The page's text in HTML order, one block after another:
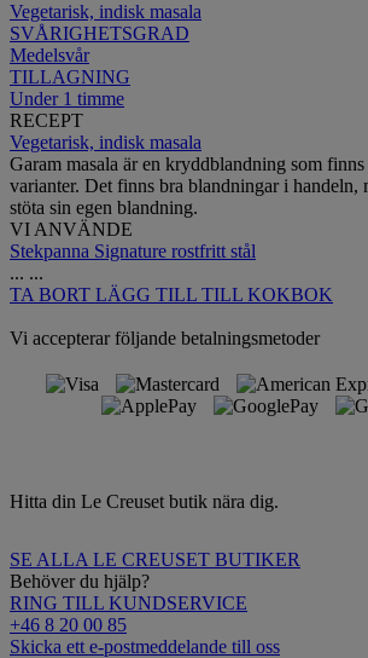
Vegetarisk, indisk masala
SVÅRIGHETSGRAD
Medelsvår
TILLAGNING
Under 1 timme
RECEPT
Vegetarisk, indisk masala
Garam masala är en kryddblandning som
varianter. Det finns bra blandningar i handeln,
stöta sin egen blandning.
VI ANVÄNDE
Stekpanna Signature rostfritt stål
... ...
TA BORT LÄGG TILL TILL KOKBOK
Vi accepterar följande betalningsmetoder
Hitta din Le Creuset butik nära dig.
SE ALLA LE CREUSET BUTIKER
Behöver du hjälp?
RING TILL KUNDSERVICE
+46 8 20 00 85
Skicka ett e-postmeddelande till oss